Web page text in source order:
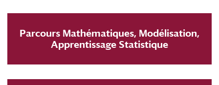
Parcours Mathématiques, Modélisation,
Apprentissage Statistique